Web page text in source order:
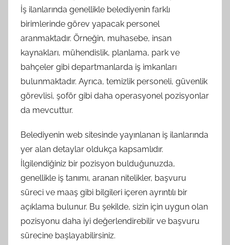
İş ilanlarında genellikle belediyenin farklı
birimlerinde görev yapacak personel
aranmaktadır. Örneğin, muhasebe, insan
kaynakları, mühendislik, planlama, park ve
bahçeler gibi departmanlarda iş imkanları
bulunmaktadır. Ayrıca, temizlik personeli, güvenlik
görevlisi, şoför gibi daha operasyonel pozisyonlar
da mevcuttur.
Belediyenin web sitesinde yayınlanan iş ilanlarında
yer alan detaylar oldukça kapsamlıdır.
İlgilendiğiniz bir pozisyon bulduğunuzda,
genellikle iş tanımı, aranan nitelikler, başvuru
süreci ve maaş gibi bilgileri içeren ayrıntılı bir
açıklama bulunur. Bu şekilde, sizin için uygun olan
pozisyonu daha iyi değerlendirebilir ve başvuru
sürecine başlayabilirsiniz.